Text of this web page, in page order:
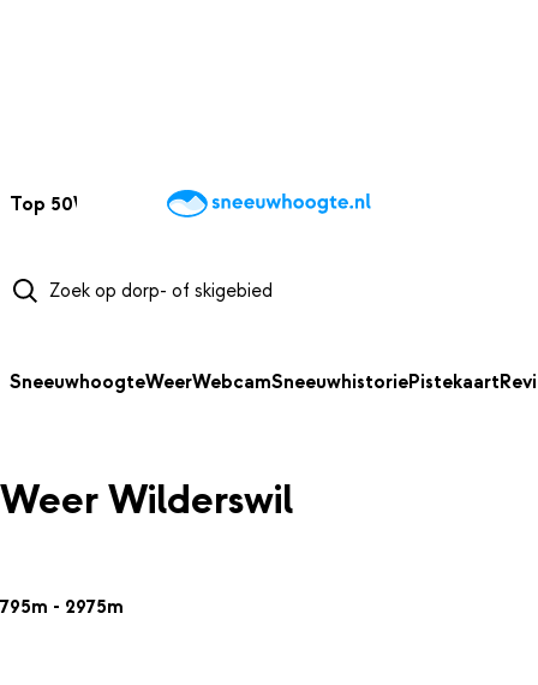
Top 50Webcams WintersportweerKaarten
SneeuwhoogteWeerWebcamSneeuwhistoriePistekaart
Weer Wilderswil
795m - 2975m